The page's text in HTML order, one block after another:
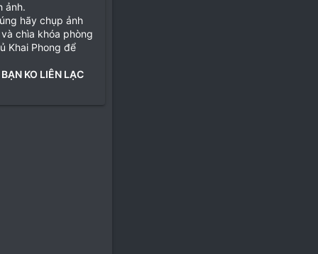
ảnh.
hãy chụp ảnh
chìa khóa phòng
Khai Phong để
KO LIÊN LẠC